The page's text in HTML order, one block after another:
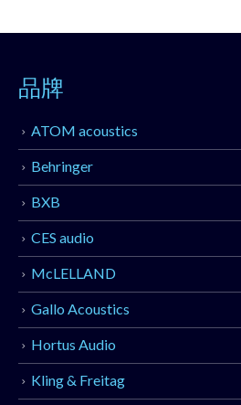
品牌
ATOM acoustics
Behringer
BXB
CES audio
McLELLAND
Gallo Acoustics
Hortus Audio
Kling & Freitag